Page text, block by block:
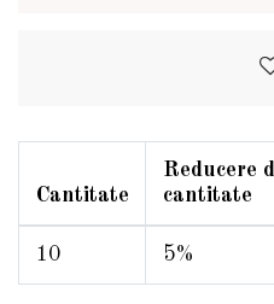
Cantitate
Reducere
cantitate
10 5%